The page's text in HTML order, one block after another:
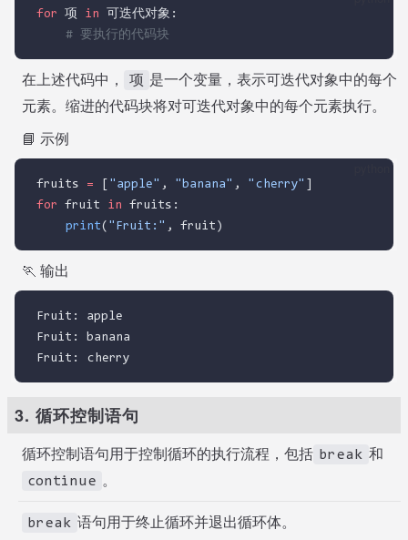
for 项 in 可迭代对象:
# 要执行的代码块
在上述代码中， 项 是一个变量，表示可迭代对象中的每个
元素。缩进的代码块将对可迭代对象中的每个元素执行。
📘 示例
fruits = [ "apple" , "banana" , "cherry" ]
for fruit in fruits:
print( "Fruit:" , fruit)
🏃 输出
Fruit: apple
Fruit: banana
Fruit: cherry
3. 循环控制语句
循环控制语句用于控制循环的执行流程，包括 break 和
continue 。
break 语句用于终止循环并退出循环体。